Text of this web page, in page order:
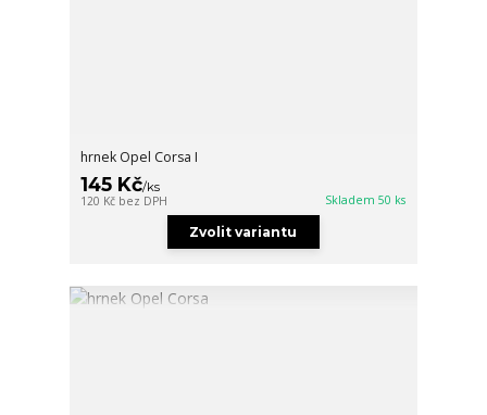
hrnek Opel Corsa I
145 Kč/ks
120 Kč bez DPH Skladem 50 ks
Zvolit variantu